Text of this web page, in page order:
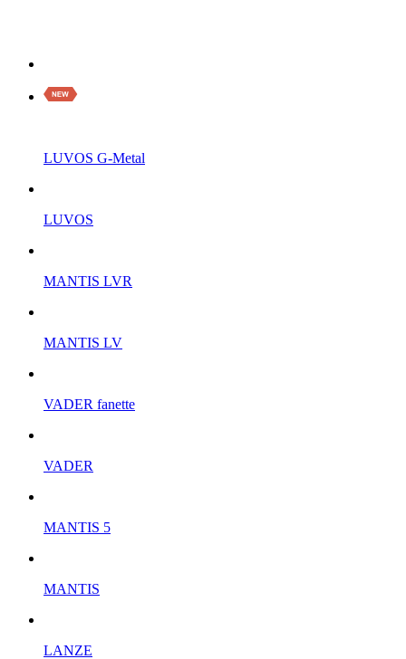
LUVOS G-Metal
LUVOS
MANTIS LVR
MANTIS LV
VADER fanette
VADER
MANTIS 5
MANTIS
LANZE